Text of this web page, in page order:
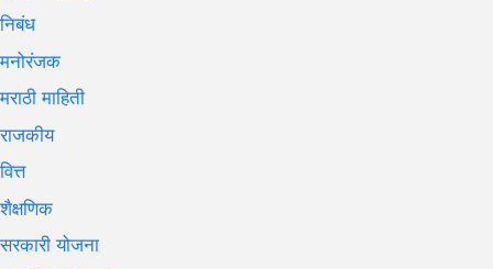
निबंध
मनोरंजक
मराठी माहिती
राजकीय
वित्त
शैक्षणिक
सरकारी योजना